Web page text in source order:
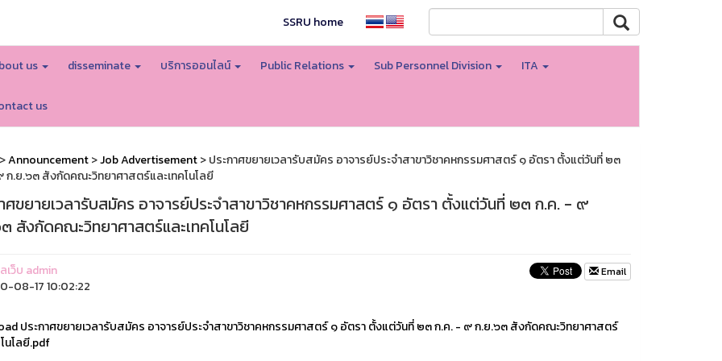
SSRU home
us disseminate บริการออนไลน์ Public Relations Sub Personnel Division ITA
us
Announcement>Job Advertisement> ประกาศขยายเวลารับสมัคร อาจารย์ประจำสาขาวิชาคหกรรมศาสตร์ ๑ อัตรา ตั้งแต่วันที่ ๒๓
ก.ย.๖๓ สังกัดคณะวิทยาศาสตร์และเทคโนโลยี
ศขยายเวลารับสมัคร อาจารย์ประจำสาขาวิชาคหกรรมศาสตร์ ๑ อัตรา ตั้งแต่วันที่ ๒๓ ก.ค. - ๙
สังกัดคณะวิทยาศาสตร์และเทคโนโลยี
ว็บ admin
08-17 10:02:22
Email
ประกาศขยายเวลารับสมัคร อาจารย์ประจำสาขาวิชาคหกรรมศาสตร์ ๑ อัตรา ตั้งแต่วันที่ ๒๓ ก.ค. - ๙ ก.ย.๖๓ สังกัดคณะวิทยาศาสตร์
นโลยี.pdf